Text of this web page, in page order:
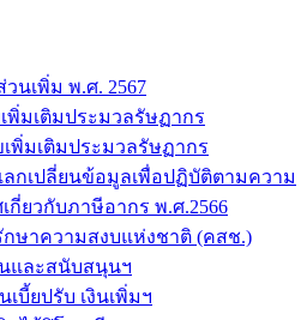
นเพิ่ม พ.ศ. 2567
มเติมประมวลรัษฏากร
พิ่มเติมประมวลรัษฏากร
กเปลี่ยนข้อมูลเพื่อปฏิบัติตามความ
กี่ยวกับภาษีอากร พ.ศ.2566
ษาความสงบแห่งชาติ (คสช.)
และสนับสนุนฯ
บี้ยปรับ เงินเพิ่มฯ